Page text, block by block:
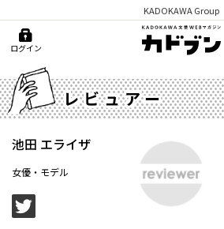
KADOKAWA Group
ログイン
レビュアー
池田 エライザ
女優・モデル